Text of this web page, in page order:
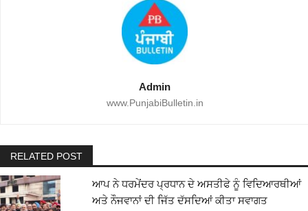
Admin
www.PunjabiBulletin.in
RELATED POST
ਆਪ ਨੇ ਧਰਮੇਂਦਰ ਪ੍ਰਧਾਨ ਦੇ ਅਸਤੀਫੇ ਨੂੰ ਵਿਦਿਆਰਥੀਆਂ
ਅਤੇ ਨੌਜਵਾਨਾਂ ਦੀ ਜਿੱਤ ਦੱਸਦਿਆਂ ਕੀਤਾ ਸਵਾਗਤ